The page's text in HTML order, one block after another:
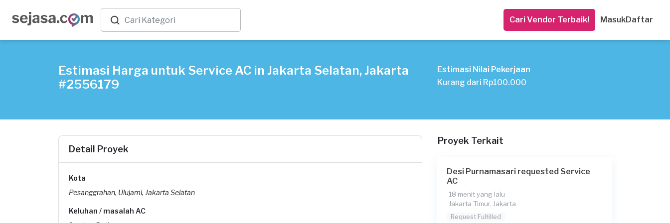
Cari Vendor Terbaik! MasukDaftar
Estimasi Harga untuk Service AC in Jakarta Selatan, Jakarta
#2556179
Estimasi Nilai Pekerjaan
Kurang dari Rp100.000
Detail Proyek
Kota
Pesanggrahan, Ulujami, Jakarta Selatan
Keluhan / masalah AC
Proyek Terkait
Desi Purnamasari requested Service
AC
18 menit yang lalu
Jakarta Timur, Jakarta
Request Fulfilled